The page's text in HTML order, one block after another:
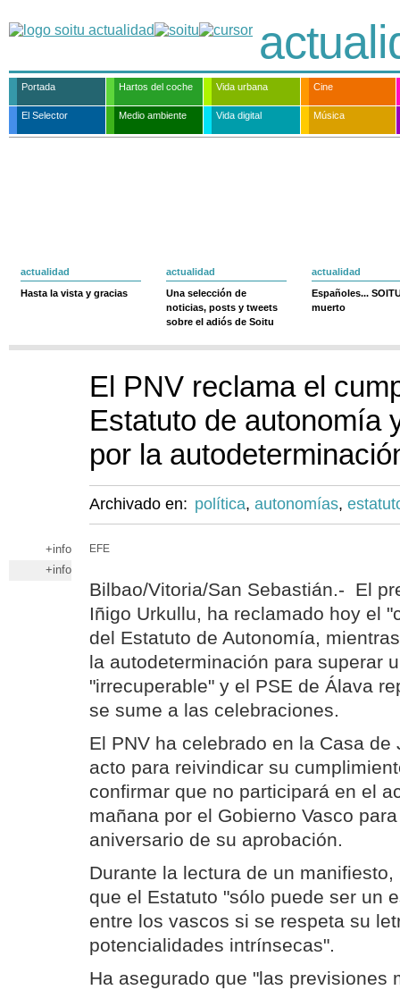
Portada Hartos del coche Vida urbana Cine
El Selector Medio ambiente Vida digital Música
actualidad
Hasta la vista y gracias
actualidad
Una selección de
noticias, posts y tweets
sobre el adiós de Soitu
actualidad
Españoles...
muerto
El PNV reclama el
Estatuto de autonomía
por la
Archivado en: política, autonomías,
+info
+info
EFE
Bilbao/Vitoria/San Sebastián.- El
Iñigo Urkullu, ha reclamado hoy el
del Estatuto de Autonomía,
la autodeterminación para superar
"irrecuperable" y el PSE de Álava
se sume a las celebraciones.
El PNV ha celebrado en la Casa de
acto para reivindicar su
confirmar que no participará en el
mañana por el Gobierno Vasco
aniversario de su aprobación.
Durante la lectura de un
que el Estatuto "sólo puede ser un
entre los vascos si se respeta su
potencialidades intrínsecas".
Ha asegurado que "las previsiones